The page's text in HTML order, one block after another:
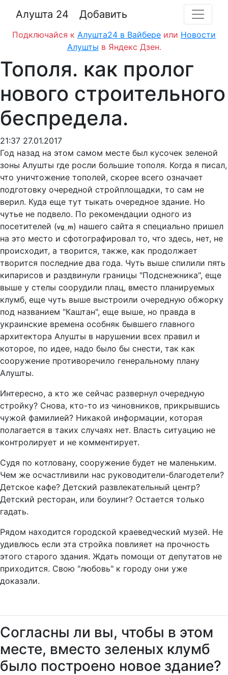
Алушта 24 Добавить
Подключайся к Алушта24 в Вайбере или Новости
Алушты в Яндекс Дзен.
Тополя. как пролог
нового строительного
беспредела.
21:37 27.01.2017
Год назад на этом самом месте был кусочек зеленой
зоны Алушты где росли большие тополя. Когда я писал,
что уничтожение тополей, скорее всего означает
подготовку очередной стройплощадки, то сам не
верил. Куда еще тут тыкать очередное здание. Но
чутье не подвело. По рекомендации одного из
посетителей (vg_m) нашего сайта я специально пришел
на это место и сфотографировал то, что здесь, нет, не
происходит, а творится, также, как продолжает
творится последние два года. Чуть выше спилили пять
кипарисов и раздвинули границы "Подснежника", еще
выше у стелы соорудили плац, вместо планируемых
клумб, еще чуть выше выстроили очередную обжорку
под названием "Каштан", еще выше, но правда в
украинские времена особняк бывшего главного
архитектора Алушты в нарушении всех правил и
которое, по идее, надо было бы снести, так как
сооружение противоречило генеральному плану
Алушты.
Интересно, а кто же сейчас развернул очередную
стройку? Снова, кто-то из чиновников, прикрывшись
чужой фамилией? Никакой информации, которая
полагается в таких случаях нет. Власть ситуацию не
контролирует и не комментирует.
Судя по котловану, сооружение будет не маленьким.
Чем же осчастливили нас руководители-благодетели?
Детское кафе? Детский развлекательный центр?
Детский ресторан, или боулинг? Остается только
гадать.
Рядом находится городской краеведческий музей. Не
удивлюсь если эта стройка повлияет на прочность
этого старого здания. Ждать помощи от депутатов не
приходится. Свою "любовь" к городу они уже
доказали.
Согласны ли вы, чтобы в этом
месте, вместо зеленых клумб
было построено новое здание?